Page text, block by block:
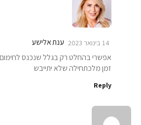
ענת אלישע 14 בינואר 2023
אפשרי בהחלט רק בגלל שנכנס
זמן מלכתחילה שלא יתייבש
Reply